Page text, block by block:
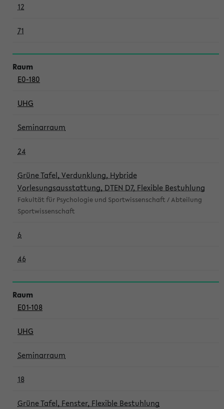
12
71
E0-180
UHG
Seminarraum
24
Grüne Tafel, Verdunklung, Hybride
Vorlesungsausstattung, DTEN D7, Flexible Bestuhlung
Fakultät für Psychologie und Sportwissenschaft / Abteilung
Sportwissenschaft
6
46
E01-108
UHG
Seminarraum
18
Grüne Tafel, Fenster, Flexible Bestuhlung